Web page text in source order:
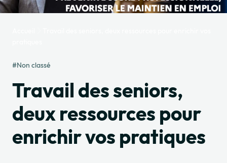
#Non classé
Travail des seniors,
deux ressources pour
enrichir vos pratiques